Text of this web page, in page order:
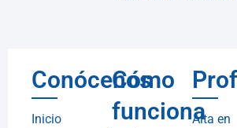
Conócenos
Inicio
Cómo
funcionaAlta en